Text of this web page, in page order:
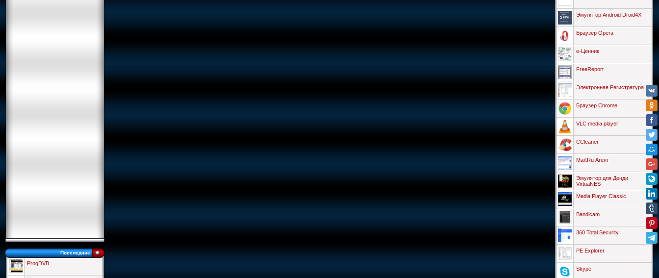
Посследние
ProgDVB
Эмулятор Android Droid4X
Браузер Opera
е-Ценник
FreeReport
Электронная Регистратура
Браузер Chrome
VLC media player
CCleaner
Mail.Ru Агент
Эмулятор для Денди
VirtuaNES
Media Player Classic
Bandicam
360 Total Security
PE Explorer
Skype